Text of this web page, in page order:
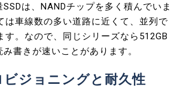
は、NANDチップを多く積んでいま
は車線数の多い道路に近くて、並列で
す。なので、同じシリーズなら512GB
書きが速いことがあります。
ジョニングと耐久性